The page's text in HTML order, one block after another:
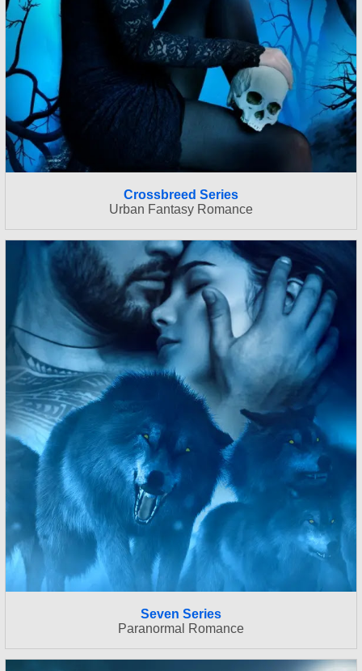
Crossbreed Series
Urban Fantasy Romance
Seven Series
Paranormal Romance